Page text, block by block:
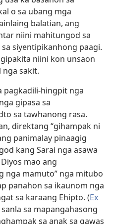
o sa ubang mga
balatian, ang
niini mahitungod sa
siyentipikanhong paagi.
niini kon unsaon
sakit.
pagkadili-hingpit nga
gipasa sa
sa tawhanong rasa.
direktang “gihampak ni
panimalay pinaagig
kang Sarai nga asawa
mao ang
nga mamuto” nga mitubo
panahon sa ikaunom nga
sa karaang Ehipto. (Ex
sa mapangahasong
sa anak sa gawas